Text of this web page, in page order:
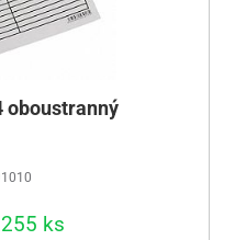
oboustranný
ks